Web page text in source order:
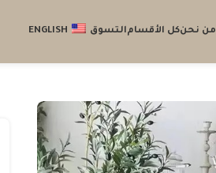
من نحنكل الأقسامالتسوق ENGLISH